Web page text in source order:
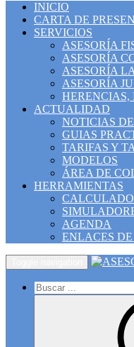
INICIO
CARTA DE
SERVICIOS
ASESORÍA
ASESORÍA
ASESORÍA
ASESORÍA
HERENCIAS,
ACTUALIDAD
NOTICIAS
GUIAS
TARIFAS Y
MODELOS
ÁREA DE
HERRAMIENTAS
AGENDA
ENLACES